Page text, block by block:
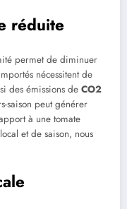
réduite
permet de diminuer
nécessitent de
des émissions de CO2
saison peut générer
à une tomate
et de saison, nous